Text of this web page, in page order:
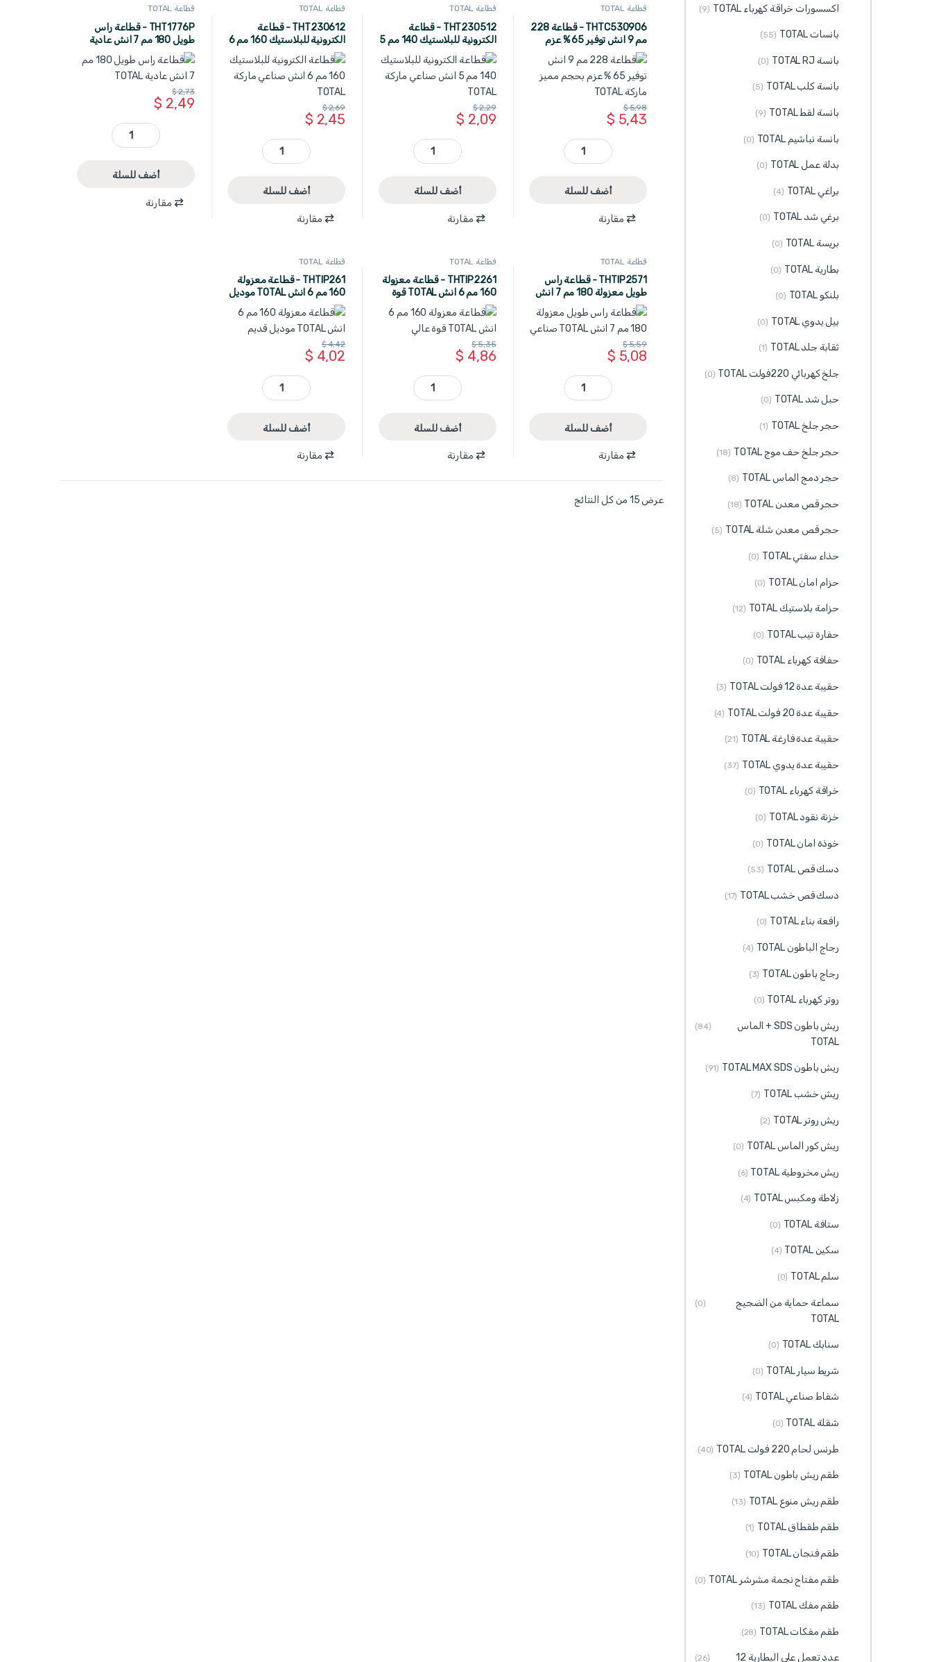
قطاعة TOTAL
THTC530906 - قطاعة 228
مم 9 انش توفير 65 % عزم
بحجم مميز ماركة TOTAL
$ 5,43
$5,98
THTC530906 - قطاعة 228 مم 9 انش توفير 65 % عزم بحجم مميز ماركة TOTAL quantity
أضف للسلة
مقارنة
قطاعة TOTAL
THT230512 - قطاعة
الكترونية للبلاستيك 140 مم 5
انش صناعي ماركة TOTAL
$ 2,09
$2,29
THT230512 - قطاعة الكترونية للبلاستيك 140 مم 5 انش صناعي ماركة TOTAL quantity
أضف للسلة
مقارنة
قطاعة TOTAL
THT230612 - قطاعة
الكترونية للبلاستيك 160 مم 6
انش صناعي ماركة TOTAL
$ 2,45
$2,69
THT230612 - قطاعة الكترونية للبلاستيك 160 مم 6 انش صناعي ماركة TOTAL quantity
أضف للسلة
مقارنة
قطاعة TOTAL
THT1776P - قطاعة راس
طويل 180 مم 7 انش عادية
TOTAL
$ 2,49
$2,73
THT1776P - قطاعة راس طويل 180 مم 7 انش عادية TOTAL quantity
أضف للسلة
مقارنة
قطاعة TOTAL
THTIP2571 - قطاعة راس
طويل معزولة 180 مم 7 انش
TOTAL صناعي
$ 5,08
$5,59
THTIP2571 - قطاعة راس طويل معزولة 180 مم 7 انش TOTAL صناعي quantity
أضف للسلة
مقارنة
قطاعة TOTAL
THTIP2261 - قطاعة معزولة
160 مم 6 انش TOTAL قوة
عالي
$ 4,86
$5,35
THTIP2261 - قطاعة معزولة 160 مم 6 انش TOTAL قوة عالي quantity
أضف للسلة
مقارنة
قطاعة TOTAL
THTIP261 - قطاعة معزولة
160 مم 6 انش TOTAL موديل
قديم
$ 4,02
$4,42
THTIP261 - قطاعة معزولة 160 مم 6 انش TOTAL موديل قديم quantity
أضف للسلة
مقارنة
عرض ⁦15⁩ من كل النتائج
اكسسورات خراقة كهرباء TOTAL (9)
بانسات TOTAL (55)
بانسة TOTAL RJ (0)
بانسة كلب TOTAL (5)
بانسة لقط TOTAL (9)
بانسة نباشيم TOTAL (0)
بدلة عمل TOTAL (0)
براغي TOTAL (4)
برغي شد TOTAL (0)
بريسة TOTAL (0)
بطارية TOTAL (0)
بلنكو TOTAL (0)
بيل يدوي TOTAL (0)
ثقابة جلد TOTAL (1)
جلخ كهربائي 220فولت TOTAL (0)
حبل شد TOTAL (0)
حجر جلخ TOTAL (1)
حجر جلخ حف موج TOTAL (18)
حجر دمج الماس TOTAL (8)
حجر قص معدن TOTAL (18)
حجر قص معدن شلة TOTAL (5)
حذاء سفتي TOTAL (0)
حزام امان TOTAL (0)
حزامة بلاستيك TOTAL (12)
حفارة تيب TOTAL (0)
حفافة كهرباء TOTAL (0)
حقيبة عدة 12 فولت TOTAL (3)
حقيبة عدة 20 فولت TOTAL (4)
حقيبة عدة فارغة TOTAL (21)
حقيبة عدة يدوي TOTAL (37)
خراقة كهرباء TOTAL (0)
خزنة نقود TOTAL (0)
خوذة امان TOTAL (0)
دسك قص TOTAL (53)
دسك قص خشب TOTAL (17)
رافعة بناء TOTAL (0)
رجاج الباطون TOTAL (4)
رجاج باطون TOTAL (3)
روتر كهرباء TOTAL (0)
ريش باطون SDS + الماس
TOTAL
(84)
ريش باطون TOTAL MAX SDS (91)
ريش خشب TOTAL (7)
ريش روتر TOTAL (2)
ريش كور الماس TOTAL (0)
ريش مخروطية TOTAL (6)
زلاطة ومكبس TOTAL (4)
ستافة TOTAL (0)
سكين TOTAL (4)
سلم TOTAL (0)
سماعة حماية من الضجيج
TOTAL
(0)
سنابك TOTAL (0)
شريط سيار TOTAL (0)
شفاط صناعي TOTAL (4)
شقلة TOTAL (0)
طرنس لحام 220 فولت TOTAL (40)
طقم ريش باطون TOTAL (3)
طقم ريش منوع TOTAL (13)
طقم طقطاق TOTAL (1)
طقم فنجان TOTAL (10)
طقم مفتاح نجمة مشرشر TOTAL (0)
طقم مفك TOTAL (13)
طقم مفكات TOTAL (28)
عدد تعمل على البطارية 12 (26)